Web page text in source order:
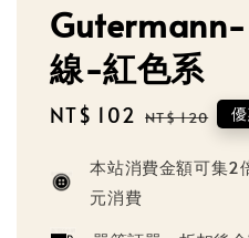
線-紅色系
Sale
NT$ 102 Regular
NT$ 120
本站消費金額可集2
元消費